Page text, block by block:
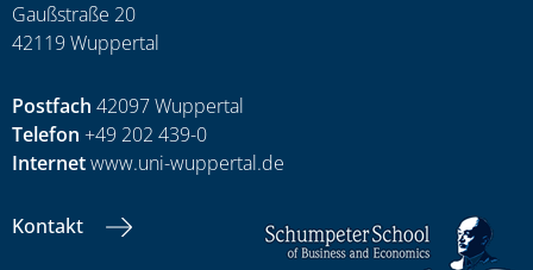
Gaußstraße 20
42119 Wuppertal
Postfach 42097 Wuppertal
Telefon +49 202 439-0
Internetwww.uni-wuppertal.de
Kontakt